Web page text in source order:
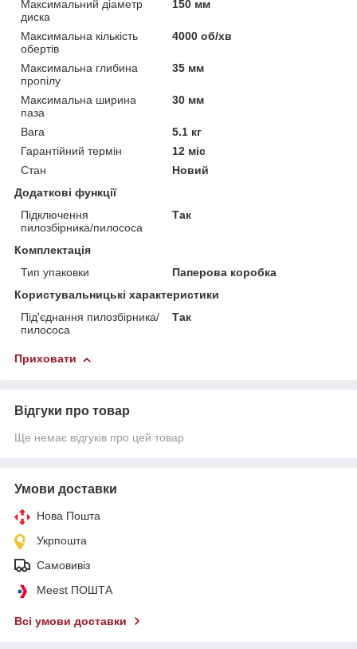
Максимальний діаметр
диска
150 мм
Максимальна кількість
обертів
4000 об/хв
Максимальна глибина
пропілу
35 мм
Максимальна ширина
паза
30 мм
Вага
5.1 кг
Гарантійний термін
12 міс
Стан
Новий
Додаткові функції
Підключення
пилозбірника/пилососа
Так
Комплектація
Тип упаковки
Паперова коробка
Користувальницькі характеристики
Під'єднання пилозбірника/
пилососа
Так
Приховати
Відгуки про товар
Ще немає відгуків про цей товар
Умови доставки
Нова Пошта
Укрпошта
Самовивіз
Meest ПОШТА
Всі умови доставки